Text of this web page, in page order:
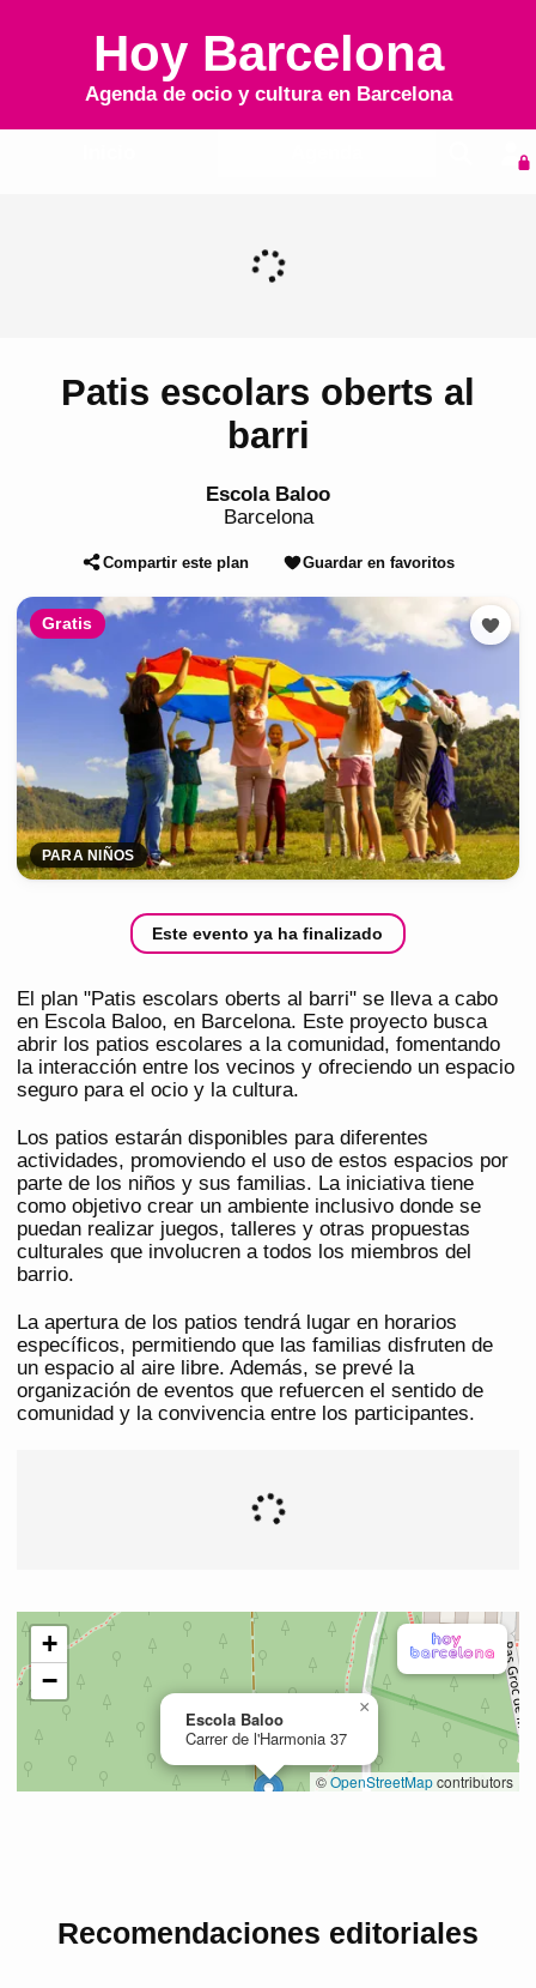
Hoy Barcelona
Agenda de ocio y cultura en Barcelona
Patis escolars oberts al
barri
Escola Baloo
Barcelona
Compartir este plan Guardar en favoritos
Gratis
PARA NIÑOS
Este evento ya ha finalizado
El plan "Patis escolars oberts al barri" se lleva a cabo
en Escola Baloo, en Barcelona. Este proyecto busca
abrir los patios escolares a la comunidad, fomentando
la interacción entre los vecinos y ofreciendo un espacio
seguro para el ocio y la cultura.
Los patios estarán disponibles para diferentes
actividades, promoviendo el uso de estos espacios por
parte de los niños y sus familias. La iniciativa tiene
como objetivo crear un ambiente inclusivo donde se
puedan realizar juegos, talleres y otras propuestas
culturales que involucren a todos los miembros del
barrio.
La apertura de los patios tendrá lugar en horarios
específicos, permitiendo que las familias disfruten de
un espacio al aire libre. Además, se prevé la
organización de eventos que refuercen el sentido de
comunidad y la convivencia entre los participantes.
Recomendaciones editoriales